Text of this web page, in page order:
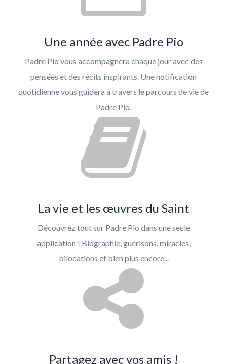
Une année avec Padre Pio
Padre Pio vous accompagnera chaque jour avec des
pensées et des récits inspirants. Une notification
quotidienne vous guidera à travers le parcours de vie de
Padre Pio.
La vie et les œuvres du Saint
Découvrez tout sur Padre Pio dans une seule
application ! Biographie, guérisons, miracles,
bilocations et bien plus encore...
Partagez avec vos amis !